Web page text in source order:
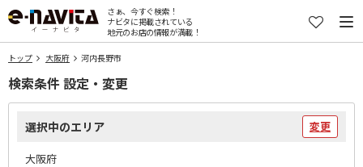
さぁ、今すぐ検索！
ナビタに掲載されている
地元のお店の情報が満載！
トップ 大阪府 河内長野市
検索条件 設定・変更
選択中のエリア 変更
大阪府